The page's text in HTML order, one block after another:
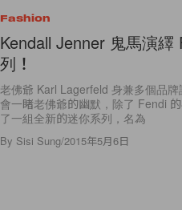
Fashion
Kendall Jenner 鬼馬演
列！
老佛爺 Karl Lagerfeld 身兼多個品
會一睹老佛爺的幽默，除了 Fendi
了一組全新的迷你系列，名為
By Sisi Sung/2015年5月6日